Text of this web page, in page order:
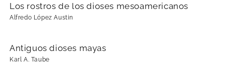
Los rostros de los dioses mesoamericanos
Alfredo López Austin
Antiguos dioses mayas
Karl A. Taube